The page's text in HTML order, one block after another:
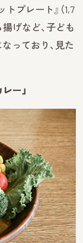
プレート』（1,7
げなど、子ども
っており、見た
ー」